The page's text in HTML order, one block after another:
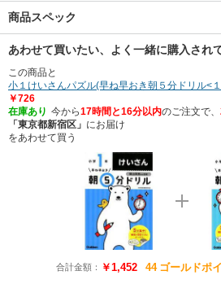
商品スペック
あわせて買いたい、よく一緒に購入され
この商品と
小１けいさんパズル(早ね早おき朝５分ドリル<
￥726
在庫あり 今から17時間と16分以内のご注文で、
「東京都新宿区」 にお届け
をあわせて買う
合計金額： ￥1,452 44 ゴールドポ